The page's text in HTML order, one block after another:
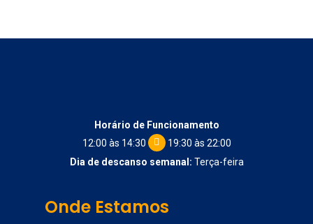
Horário de Funcionamento
12:00 às 14:30
19:30 às 22:00
Dia de descanso semanal: Terça-feira
Onde Estamos